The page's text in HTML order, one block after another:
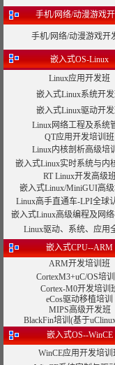
手机/网络/动漫游戏
手机/网络/动漫游戏开
嵌入式OS-Linux
Linux应用开发班
嵌入式Linux系统开
嵌入式Linux驱动开
Linux网络工程及系统
QT应用开发培训班
Linux内核剖析高级培
嵌入式Linux实时系统与内
RT Linux开发高级班
嵌入式Linux/MiniGUI高
Linux高手直通车-LPI全球
嵌入式Linux高级编程及网
Linux驱动、系统、应用
嵌入式CPU--ARM
ARM开发培训班
CortexM3+uC/OS培
Cortex-M0开发培训
eCos驱动移植培训
MIPS高级开发班
BlackFin培训(基于
嵌入式OS--WinCE
WinCE应用开发培训